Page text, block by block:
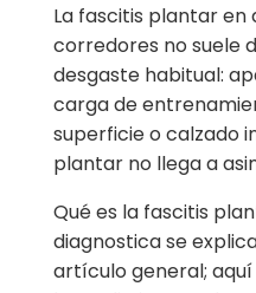
La fascitis plantar en
corredores no suele
desgaste habitual:
carga de
superficie o calzado
plantar no llega a
Qué es la fascitis
diagnostica se
artículo general;